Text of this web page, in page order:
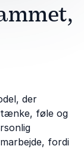
der
tænke, føle og
fordi